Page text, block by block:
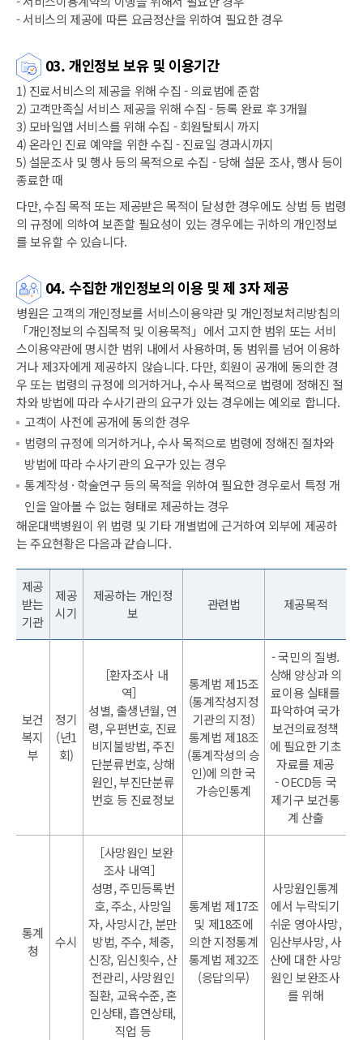
- 서비스의 제공에 따른 요금정산을 위하여 필요한 경우
03. 개인정보 보유 및 이용기간
1) 진료서비스의 제공을 위해 수집 - 의료법에 준함
2) 고객만족실 서비스 제공을 위해 수집 - 등록 완료 후 3개월
3) 모바일앱 서비스를 위해 수집 - 회원탈퇴시 까지
4) 온라인 진료 예약을 위한 수집 - 진료일 경과시까지
5) 설문조사 및 행사 등의 목적으로 수집 - 당해 설문 조사, 행사 등이
종료한 때
다만, 수집 목적 또는 제공받은 목적이 달성한 경우에도 상법 등 법령
의 규정에 의하여 보존할 필요성이 있는 경우에는 귀하의 개인정보
를 보유할 수 있습니다.
04. 수집한 개인정보의 이용 및 제 3자 제공
병원은 고객의 개인정보를 서비스이용약관 및 개인정보처리방침의
「개인정보의 수집목적 및 이용목적」에서 고지한 범위 또는 서비
스이용약관에 명시한 범위 내에서 사용하며, 동 범위를 넘어 이용하
거나 제3자에게 제공하지 않습니다. 다만, 회원이 공개에 동의한 경
우 또는 법령의 규정에 의거하거나, 수사 목적으로 법령에 정해진 절
차와 방법에 따라 수사기관의 요구가 있는 경우에는 예외로 합니다.
고객이 사전에 공개에 동의한 경우
법령의 규정에 의거하거나, 수사 목적으로 법령에 정해진 절차와
방법에 따라 수사기관의 요구가 있는 경우
통계작성 · 학술연구 등의 목적을 위하여 필요한 경우로서 특정 개
인을 알아볼 수 없는 형태로 제공하는 경우
해운대백병원이 위 법령 및 기타 개별법에 근거하여 외부에 제공하
는 주요현황은 다음과 같습니다.
제공
받는
기관
제공
시기
제공하는 개인정
보
관련법 제공목적
보건
복지
부
정기
(년1
회)
［환자조사 내
역］
성별, 출생년월, 연
령, 우편번호, 진료
비지불방법, 주진
단분류번호, 상해
원인, 부진단분류
번호 등 진료정보
통계법 제15조
(통계작성지정
기관의 지정)
통계법 제18조
(통계작성의 승
인)에 의한 국
가승인통계
- 국민의 질병.
상해 양상과 의
료이용 실태를
파악하여 국가
보건의료정책
에 필요한 기초
자료를 제공
- OECD등 국
제기구 보건통
계 산출
통계
청
수시
［사망원인 보완
조사 내역］
성명, 주민등록번
호, 주소, 사망일
자, 사망시간, 분만
방법, 주수, 체중,
신장, 임신횟수, 산
전관리, 사망원인
질환, 교육수준, 혼
인상태, 흡연상태,
직업 등
통계법 제17조
및 제18조에
의한 지정통계
통계법 제32조
(응답의무)
사망원인통계
에서 누락되기
쉬운 영아사망,
임산부사망, 사
산에 대한 사망
원인 보완조사
를 위해